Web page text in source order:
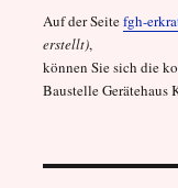
Auf der Seitefgh-
erstellt),
können Sie sich die
Baustelle Gerätehaus